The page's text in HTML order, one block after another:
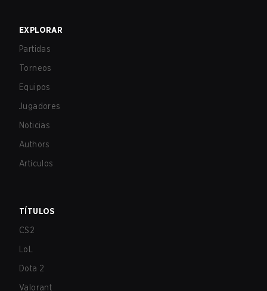
EXPLORAR
Partidas
Torneos
Equipos
Jugadores
Noticias
Authors
Artículos
TÍTULOS
CS2
LoL
Dota 2
Valorant